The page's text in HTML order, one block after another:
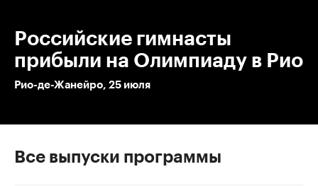
Российские гимнасты
прибыли на Олимпиаду в Рио
Рио-де-Жанейро, 25 июля
Все выпуски программы